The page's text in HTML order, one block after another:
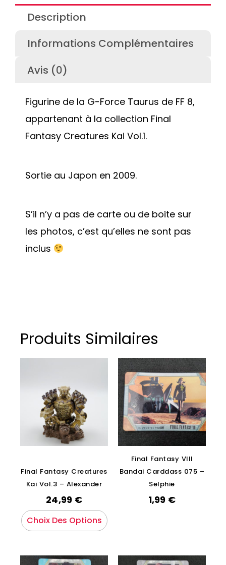
Description
Informations Complémentaires
Avis (0)
Figurine de la G-Force Taurus de FF 8,
appartenant à la collection Final
Fantasy Creatures Kai Vol.1.
Sortie au Japon en 2009.
S’il n’y a pas de carte ou de boite sur
les photos, c’est qu’elles ne sont pas
inclus
Produits Similaires
Final Fantasy Creatures
Kai Vol.3 – Alexander
24,99 €
Choix Des Options
Final Fantasy VIII
Bandai Carddass 075 –
Selphie
1,99 €